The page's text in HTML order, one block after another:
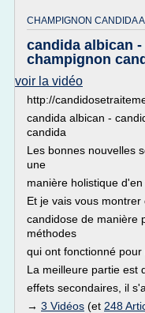
CHAMPIGNON CANDIDA
candida albican
champignon
voir la vidéo
http://
candida albican -
candida
Les bonnes nouvelles
une
manière holistique
Et je vais vous
candidose de manière
méthodes
qui ont fonctionné
La meilleure partie est
effets secondaires, il
→ 3 Vidéos (et 248